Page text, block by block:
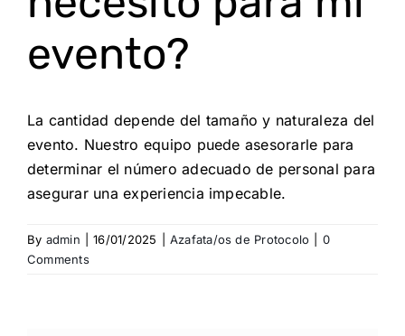
evento?
La cantidad depende del tamaño y naturaleza del
evento. Nuestro equipo puede asesorarle para
determinar el número adecuado de personal para
asegurar una experiencia impecable.
By admin 16/01/2025 Azafata/os de Protocolo
0
Comments